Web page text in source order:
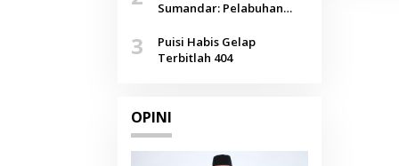
Agustus
Sumandar: Pelabuhan
Selendang Benang Merah
Lombang
3
Puisi Habis Gelap
Terbitlah 404
OPINI